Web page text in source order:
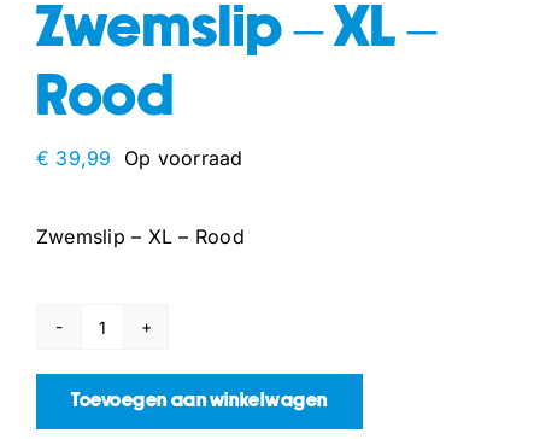
Zwemslip – XL –
Rood
€ 39,99 Op voorraad
Zwemslip – XL – Rood
Zwemslip
XL
Toevoegen aan winkelwagen